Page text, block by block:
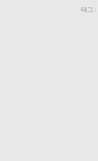
태그 :